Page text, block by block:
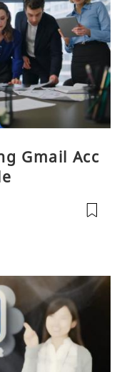
Gmail Acc